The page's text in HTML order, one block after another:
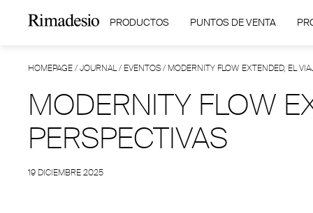
PRODUCTOS PUNTOS DE VENTA
HOMEPAGE/JOURNAL/ EVENTOS/ MODERNITY FLOW EXTENDED, EL
MODERNITY FLOW
PERSPECTIVAS
19 DICIEMBRE 2025